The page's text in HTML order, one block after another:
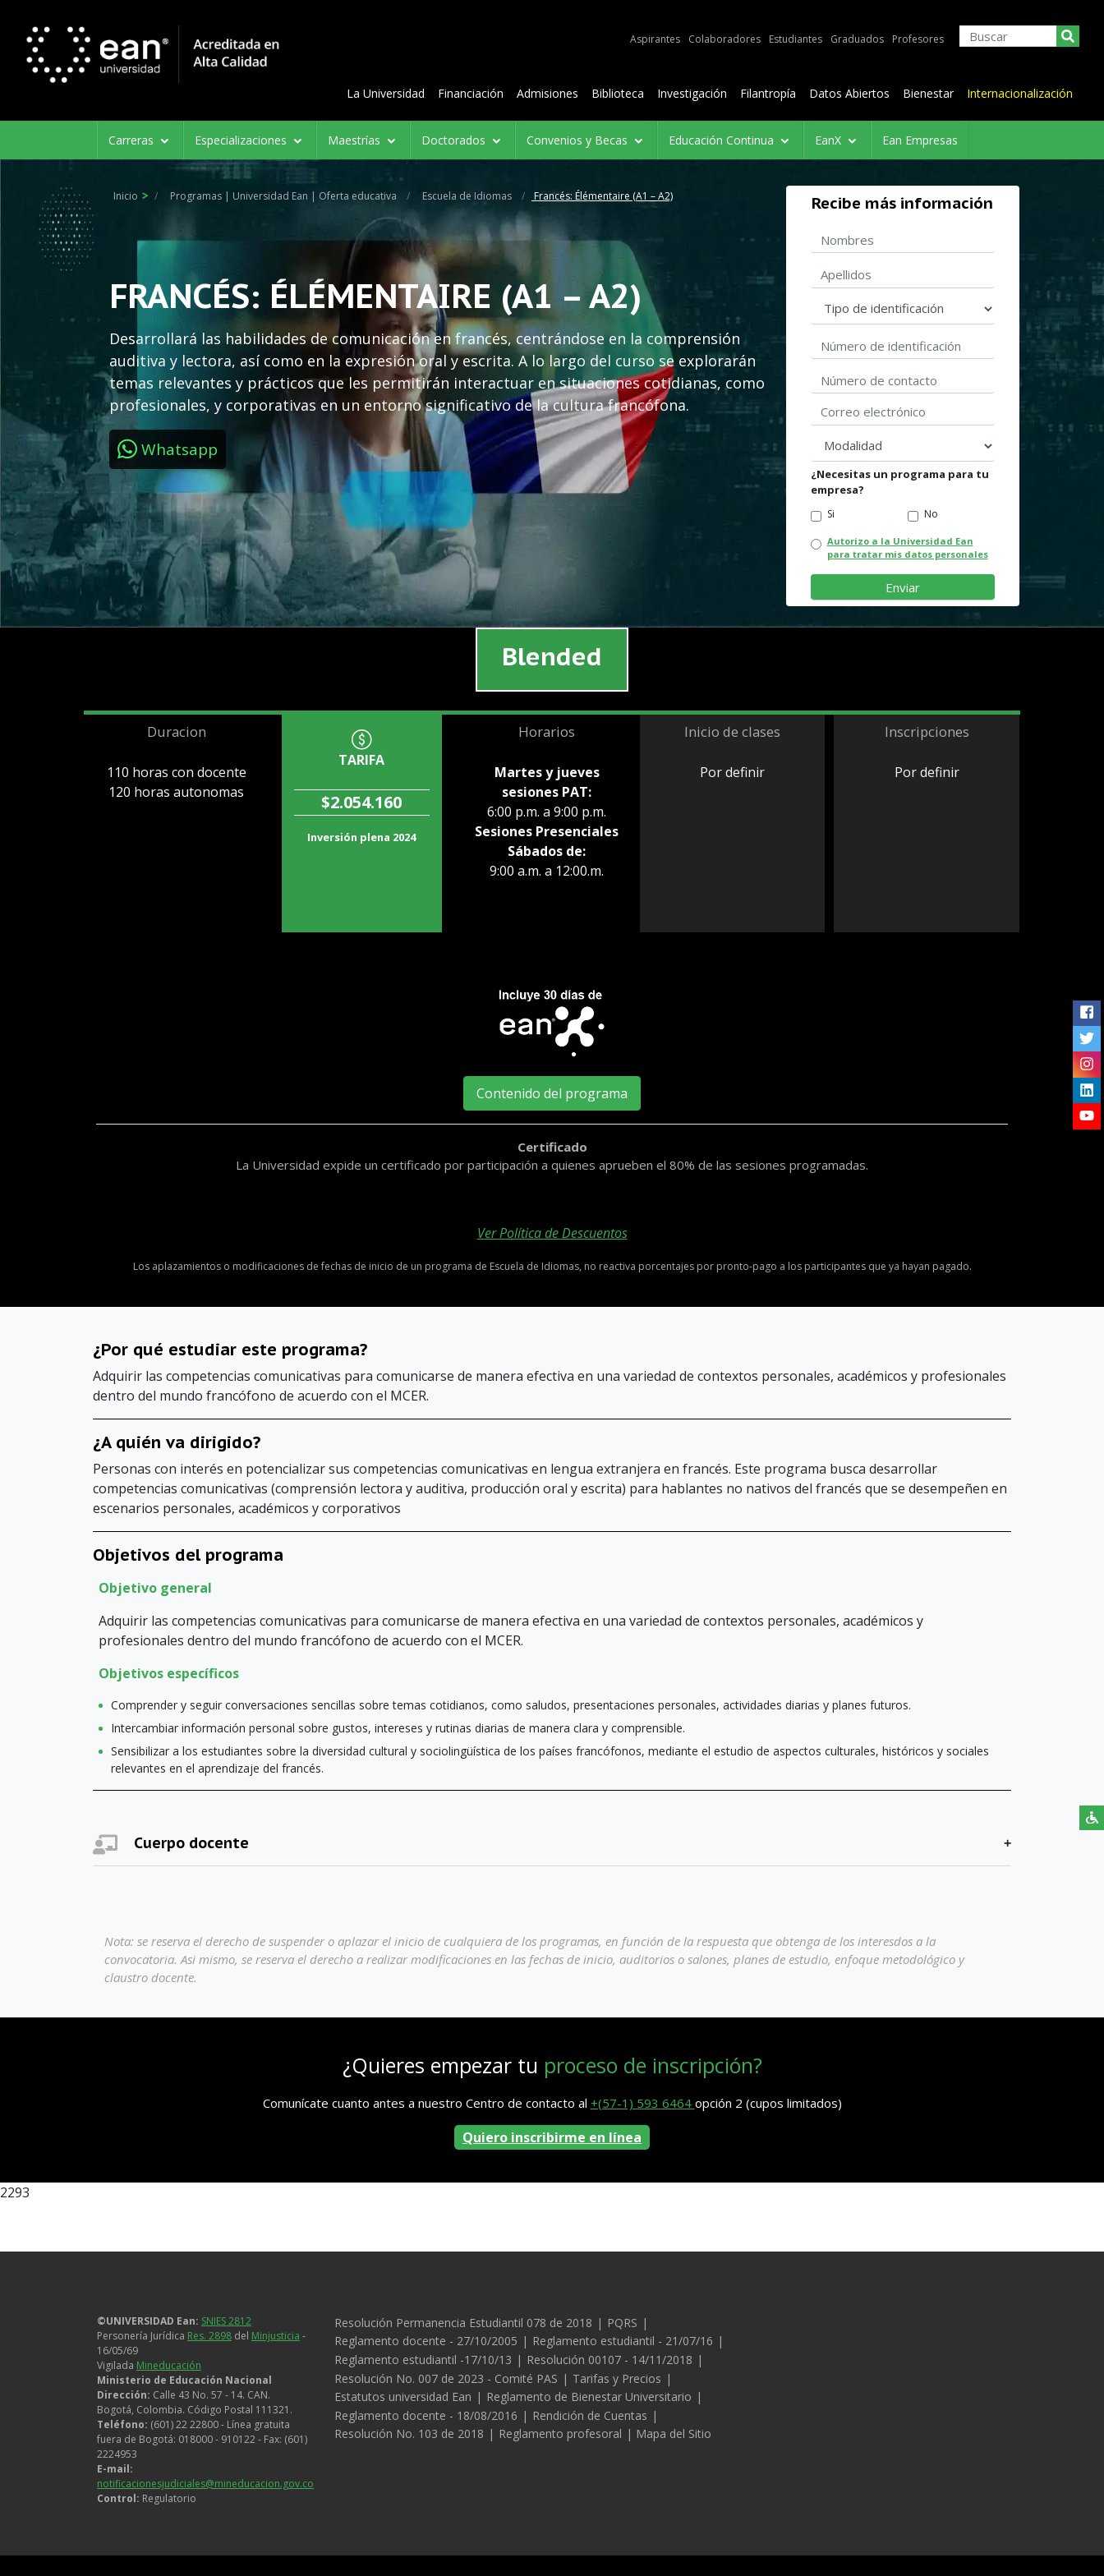
Aspirantes Colaboradores Estudiantes Graduados Profesores
La Universidad Financiación Admisiones Biblioteca Investigación Filantropía Datos Abiertos Bienestar Internacionalización
Navegación
principal
Carreras Especializaciones Maestrías Doctorados Convenios y Becas Educación Continua EanX Ean Empresas
Inicio Programas | Universidad Ean | Oferta educativa Escuela de Idiomas Francés: Élémentaire (A1 – A2)
FRANCÉS: ÉLÉMENTAIRE (A1 – A2)
Desarrollará las habilidades de comunicación en francés, centrándose en la comprensión
auditiva y lectora, así como en la expresión oral y escrita. A lo largo del curso se explorarán
temas relevantes y prácticos que les permitirán interactuar en situaciones cotidianas, como
profesionales, y corporativas en un entorno significativo de la cultura francófona.
Whatsapp
Recibe más información
Nombres
Apellidos
Tipo de identificación
Número de identificación
Correo electrónico
modalidad
¿Necesitas un programa para tu
empresa?
Si No
Autorizo a la Universidad Ean
para tratar mis datos personales
Blended
Duracion
110 horas con docente
120 horas autonomas
TARIFA
$2.054.160
Inversión plena 2024
Horarios
Martes y jueves
sesiones PAT:
6:00 p.m. a 9:00 p.m.
Sesiones Presenciales
Sábados de:
9:00 a.m. a 12:00.m.
Inicio de clases
Por definir
Inscripciones
Por definir
Contenido del programa
Certificado
La Universidad expide un certificado por participación a quienes aprueben el 80% de las sesiones programadas.
Ver Política de Descuentos
Los aplazamientos o modificaciones de fechas de inicio de un programa de Escuela de Idiomas, no reactiva porcentajes por pronto-pago a los participantes que ya hayan pagado.
¿Por qué estudiar este programa?
Adquirir las competencias comunicativas para comunicarse de manera efectiva en una variedad de contextos personales, académicos y profesionales
dentro del mundo francófono de acuerdo con el MCER.
¿A quién va dirigido?
Personas con interés en potencializar sus competencias comunicativas en lengua extranjera en francés. Este programa busca desarrollar
competencias comunicativas (comprensión lectora y auditiva, producción oral y escrita) para hablantes no nativos del francés que se desempeñen en
escenarios personales, académicos y corporativos
Objetivos del programa
Objetivo general
Adquirir las competencias comunicativas para comunicarse de manera efectiva en una variedad de contextos personales, académicos y
profesionales dentro del mundo francófono de acuerdo con el MCER.
Objetivos específicos
Comprender y seguir conversaciones sencillas sobre temas cotidianos, como saludos, presentaciones personales, actividades diarias y planes futuros.
Intercambiar información personal sobre gustos, intereses y rutinas diarias de manera clara y comprensible.
Sensibilizar a los estudiantes sobre la diversidad cultural y sociolingüística de los países francófonos, mediante el estudio de aspectos culturales, históricos y sociales
relevantes en el aprendizaje del francés.
Cuerpo docente
Nota: se reserva el derecho de suspender o aplazar el inicio de cualquiera de los programas, en función de la respuesta que obtenga de los interesdos a la
convocatoria. Asi mismo, se reserva el derecho a realizar modificaciones en las fechas de inicio, auditorios o salones, planes de estudio, enfoque metodológico y
claustro docente.
¿Quieres empezar tu proceso de inscripción?
Comunícate cuanto antes a nuestro Centro de contacto al +(57-1) 593 6464 opción 2 (cupos limitados)
Quiero inscribirme en línea
2293
©UNIVERSIDAD Ean: SNIES 2812
Personería Jurídica Res. 2898 del Minjusticia -
16/05/69
Vigilada Mineducación
Ministerio de Educación Nacional
Dirección: Calle 43 No. 57 - 14. CAN.
Bogotá, Colombia. Código Postal 111321.
Teléfono: (601) 22 22800 - Línea gratuita
fuera de Bogotá: 018000 - 910122 - Fax: (601)
2224953
E-mail:
notificacionesjudiciales@mineducacion.gov.co
Control: Regulatorio
Legales
Resolución Permanencia Estudiantil 078 de 2018
PQRS
Reglamento docente - 27/10/2005
Reglamento estudiantil - 21/07/16
Reglamento estudiantil -17/10/13
Resolución 00107 - 14/11/2018
Resolución No. 007 de 2023 - Comité PAS
Tarifas y Precios
Estatutos universidad Ean
Reglamento de Bienestar Universitario
Reglamento docente - 18/08/2016
Rendición de Cuentas
Resolución No. 103 de 2018
Reglamento profesoral Mapa del Sitio